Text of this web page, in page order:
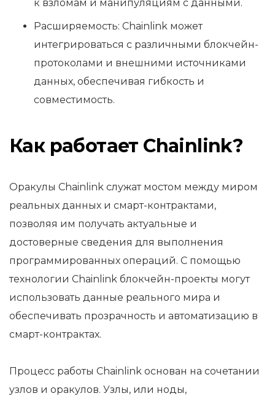
к взломам и манипуляциям с данными.
Расширяемость: Chainlink может
интегрироваться с различными блокчейн-
протоколами и внешними источниками
данных, обеспечивая гибкость и
совместимость.
Как работает Chainlink?
Оракулы Chainlink служат мостом между миром
реальных данных и смарт-контрактами,
позволяя им получать актуальные и
достоверные сведения для выполнения
программированных операций. С помощью
технологии Chainlink блокчейн-проекты могут
использовать данные реального мира и
обеспечивать прозрачность и автоматизацию в
смарт-контрактах.
Процесс работы Chainlink основан на сочетании
узлов и оракулов. Узлы, или ноды,